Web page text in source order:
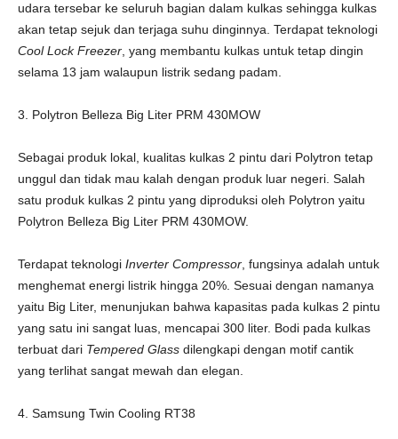
udara tersebar ke seluruh bagian dalam kulkas sehingga kulkas
akan tetap sejuk dan terjaga suhu dinginnya. Terdapat teknologi
Cool Lock Freezer , yang membantu kulkas untuk tetap dingin
selama 13 jam walaupun listrik sedang padam.
3. Polytron Belleza Big Liter PRM 430MOW
Sebagai produk lokal, kualitas kulkas 2 pintu dari Polytron tetap
unggul dan tidak mau kalah dengan produk luar negeri. Salah
satu produk kulkas 2 pintu yang diproduksi oleh Polytron yaitu
Polytron Belleza Big Liter PRM 430MOW.
Terdapat teknologi Inverter Compressor , fungsinya adalah untuk
menghemat energi listrik hingga 20%. Sesuai dengan namanya
yaitu Big Liter, menunjukan bahwa kapasitas pada kulkas 2 pintu
yang satu ini sangat luas, mencapai 300 liter. Bodi pada kulkas
terbuat dari Tempered Glass dilengkapi dengan motif cantik
yang terlihat sangat mewah dan elegan.
4. Samsung Twin Cooling RT38